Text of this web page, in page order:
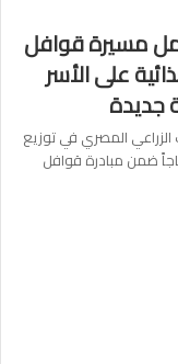
مسيرة قوافل
على الأسر
الزراعي المصري في توزيع
ضمن مبادرة قوافل